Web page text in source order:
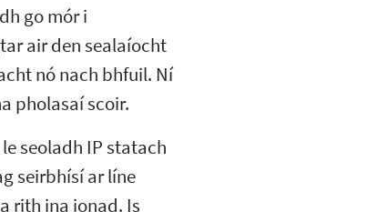
go mór i
air den sealaíocht
nó nach bhfuil. Ní
pholasaí scoir.
seoladh IP statach
seirbhísí ar líne
rith ina ionad. Is